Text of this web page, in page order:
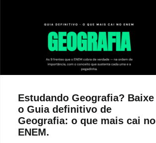
Estudando Geografia? Baixe
o Guia definitivo de
Geografia: o que mais cai no
ENEM.